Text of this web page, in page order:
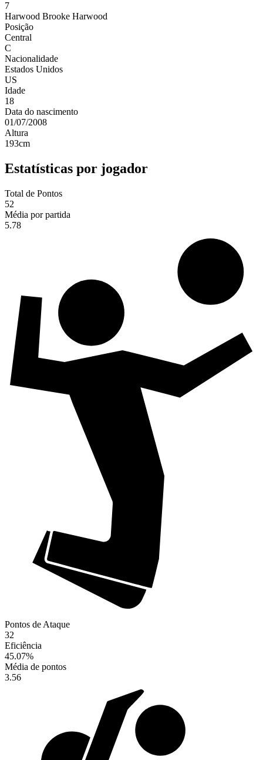
7
Harwood Brooke Harwood
Posição
Central
C
Nacionalidade
Estados Unidos
US
Idade
18
Data do nascimento
01/07/2008
Altura
193cm
Estatísticas por jogador
Total de Pontos
52
Média por partida
5.78
Pontos de Ataque
32
Eficiência
45.07%
Média de pontos
3.56